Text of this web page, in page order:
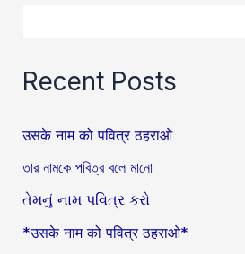
Recent Posts
उसके नाम को पवित्र ठहराओ
তার নামকে পবিত্র বলে মানো
તેમનું નામ પવિત્ર કરો
*उसके नाम को पवित्र ठहराओ*